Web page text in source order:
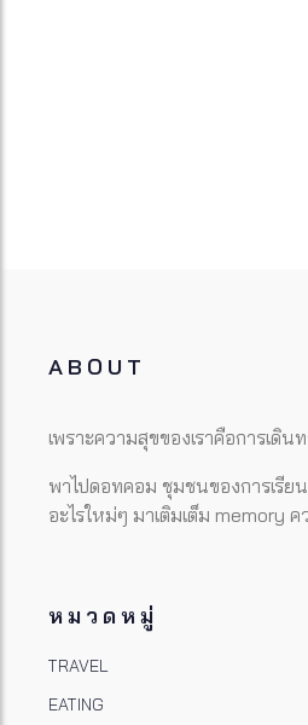
ABOUT
เพราะความสุขของเราคือการเดิน
พาไปดอทคอม ชุมชนของการเรีย
อะไรใหม่ๆ มาเติมเต็ม memory
หมวดหมู่
TRAVEL
EATING